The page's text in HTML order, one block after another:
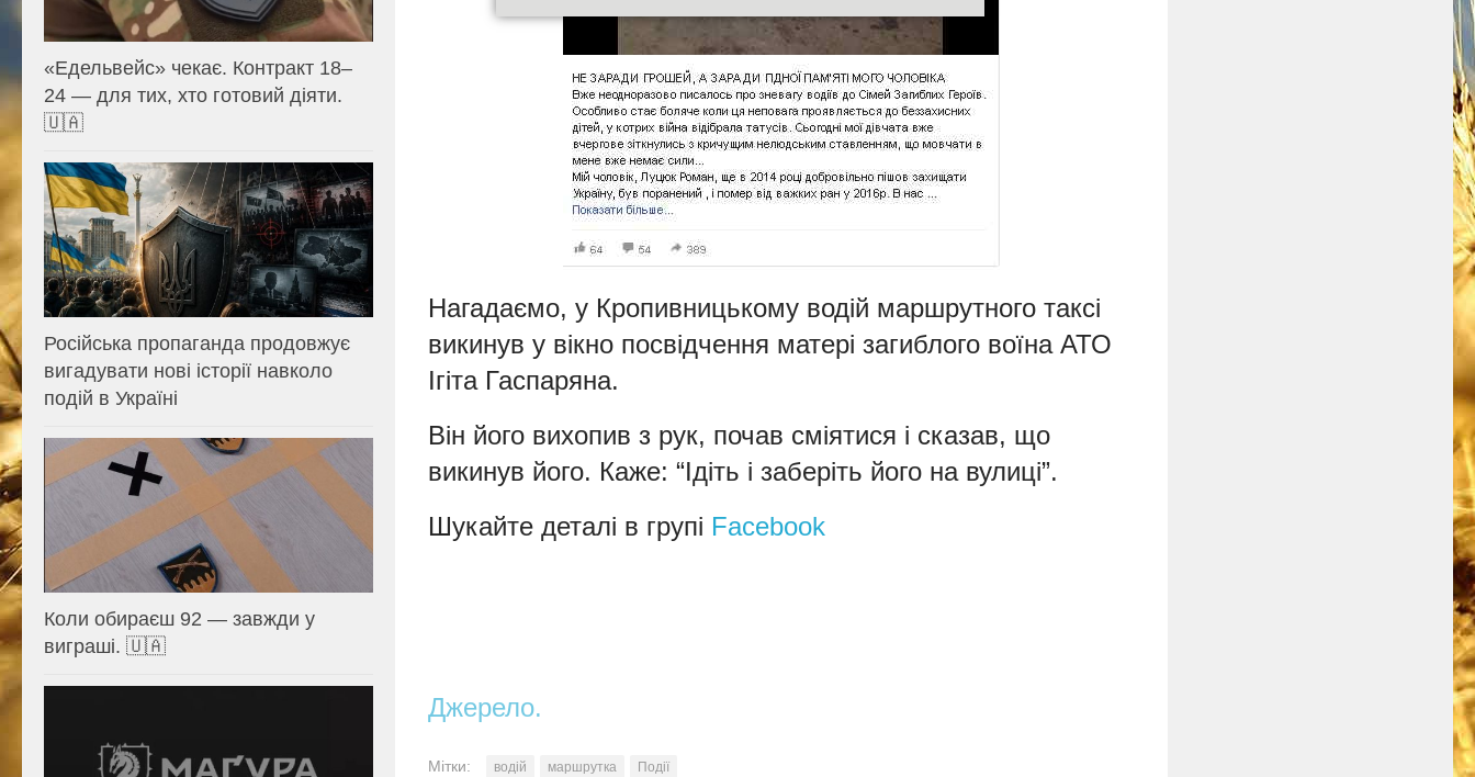
Нагадаємо, у Кропивницькому водій маршрутного таксі
викинув у вікно посвідчення матері загиблого воїна АТО
Ігіта Гаспаряна.
Він його вихопив з рук, почав сміятися і сказав, що
викинув його. Каже: “Ідіть і заберіть його на вулиці”.
Шукайте деталі в групі Facebook
Джерело.
Мітки: водій маршрутка Події
«Едельвейс» чекає. Контракт 18–
24 — для тих, хто готовий діяти.
🇺🇦
Російська пропаганда продовжує
вигадувати нові історії навколо
подій в Україні
Коли обираєш 92 — завжди у
виграші. 🇺🇦